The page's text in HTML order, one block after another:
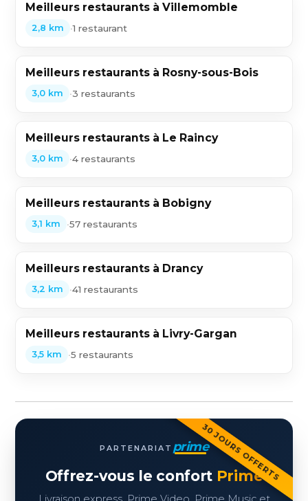
Meilleurs restaurants à Villemomble
2,8 km •1 restaurant
Meilleurs restaurants à Rosny-sous-Bois
3,0 km •3 restaurants
Meilleurs restaurants à Le Raincy
3,0 km •4 restaurants
Meilleurs restaurants à Bobigny
3,1 km •57 restaurants
Meilleurs restaurants à Drancy
3,2 km •41 restaurants
Meilleurs restaurants à Livry-Gargan
3,5 km •5 restaurants
30 JOURS OFFERTS
PARTENARIAT prime
Offrez-vous le confort Prime